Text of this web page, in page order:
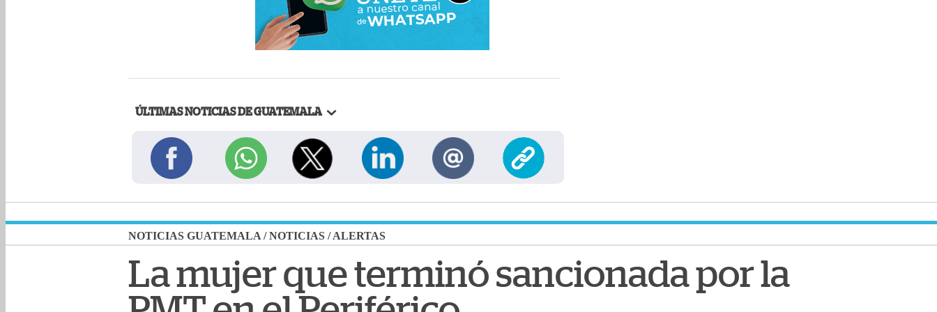
ÚLTIMAS NOTICIAS DE GUATEMALA
NOTICIAS GUATEMALA /NOTICIAS /ALERTAS
La mujer que terminó sancionada por la